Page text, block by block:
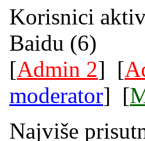
Korisnici
Baidu (6)
[Admin 2] [
moderator] [
Najviše